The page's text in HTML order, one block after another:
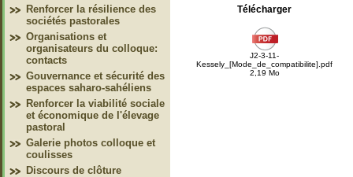
Renforcer la résilience des
sociétés pastorales
Organisations et
organisateurs du colloque:
contacts
Gouvernance et sécurité des
espaces saharo-sahéliens
Renforcer la viabilité sociale
et économique de l'élevage
pastoral
Galerie photos colloque et
coulisses
Discours de clôture
Télécharger
J2-3-11-
Kessely_[Mode_de_compatibilite].pdf
2,19 Mo